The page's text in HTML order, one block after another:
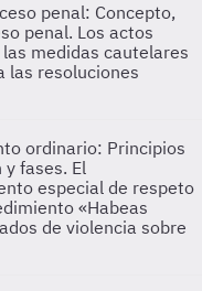
penal: Concepto,
penal. Los actos
medidas cautelares
las resoluciones
ordinario: Principios
fases. El
especial de respeto
«Habeas
de violencia sobre